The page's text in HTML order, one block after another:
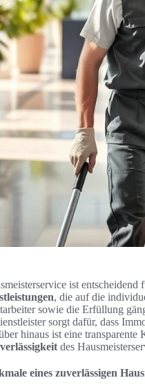
ist entscheidend
, die auf die
sowie die Erfüllung
sorgt dafür, dass
hinaus ist eine
des
eines zuverlässigen